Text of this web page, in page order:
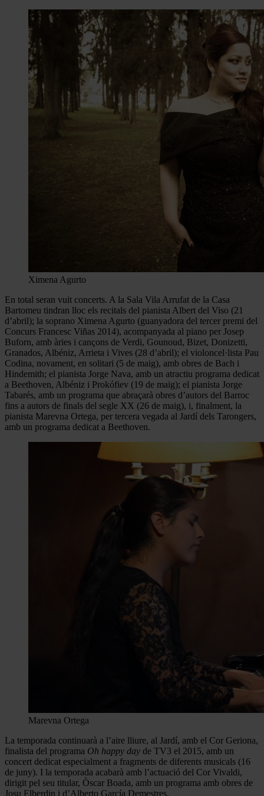
Ximena Agurto
En total seran vuit concerts. A la Sala Vila Arrufat de la Casa
Bartomeu tindran lloc els recitals del pianista Albert del Viso (21
d’abril); la soprano Ximena Agurto (guanyadora del tercer premi del
Concurs Francesc Viñas 2014), acompanyada al piano per Josep
Buforn, amb àries i cançons de Verdi, Gounoud, Bizet, Donizetti,
Granados, Albéniz, Arrieta i Vives (28 d’abril); el violoncel·lista Pau
Codina, novament, en solitari (5 de maig), amb obres de Bach i
Hindemith; el pianista Jorge Nava, amb un atractiu programa dedicat
a Beethoven, Albéniz i Prokófiev (19 de maig); el pianista Jorge
Tabarés, amb un programa que abraçarà obres d’autors del Barroc
fins a autors de finals del segle XX (26 de maig), i, finalment, la
pianista Marevna Ortega, per tercera vegada al Jardí dels Tarongers,
amb un programa dedicat a Beethoven.
Marevna Ortega
La temporada continuarà a l’aire lliure, al Jardí, amb el Cor Geriona,
finalista del programa Oh happy day de TV3 el 2015, amb un
concert dedicat especialment a fragments de diferents musicals (16
de juny). I la temporada acabarà amb l’actuació del Cor Vivaldi,
dirigit pel seu titular, Òscar Boada, amb un programa amb obres de
Josu Elberdin i d’Alberto García Demestres.